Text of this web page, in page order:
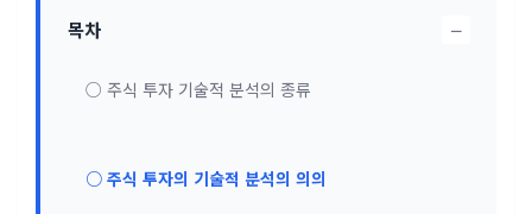
목차 −
○ 주식 투자 기술적 분석의 종류
○ 주식 투자의 기술적 분석의 의의